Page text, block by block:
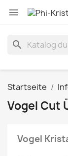

search
Startseite
Vogel Cut
Vogel